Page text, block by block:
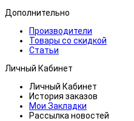
Дополнительно
Производители
Товары со скидкой
Статьи
Личный Кабинет
Личный Кабинет
История заказов
Мои Закладки
Рассылка новостей